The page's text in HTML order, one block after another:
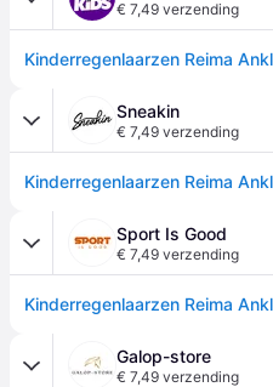
€ 7,49 verzending
Kinderregenlaarzen Reima
Sneakin
€ 7,49 verzending
Kinderregenlaarzen Reima
Sport Is Good
€ 7,49 verzending
Kinderregenlaarzen Reima
Galop-store
€ 7,49 verzending